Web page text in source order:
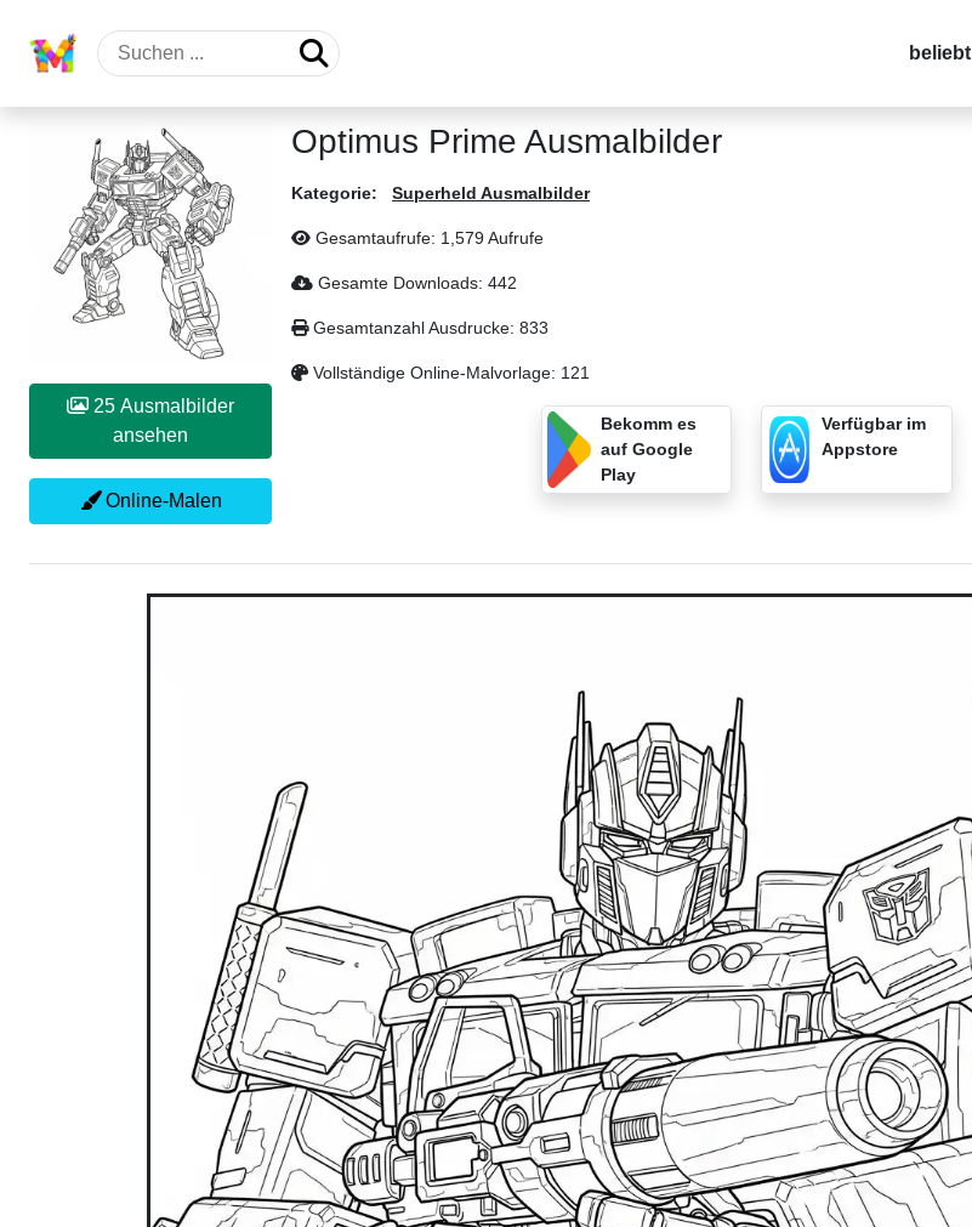
beliebt
25 Ausmalbilder
ansehen
Online-Malen
Optimus Prime Ausmalbilder
Kategorie: Superheld Ausmalbilder
Gesamtaufrufe: 1,579 Aufrufe
Gesamte Downloads: 442
Gesamtanzahl Ausdrucke: 833
Vollständige Online-Malvorlage: 121
Bekomm es
auf Google
Play
Verfügbar im
Appstore